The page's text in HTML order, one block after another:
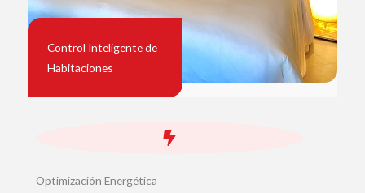
Control Inteligente de
Habitaciones
Optimización Energética